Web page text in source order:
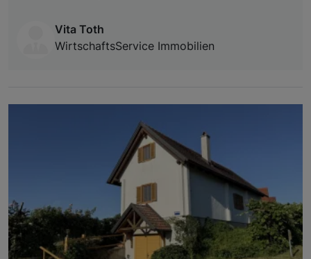
Vita Toth
WirtschaftsService Immobilien